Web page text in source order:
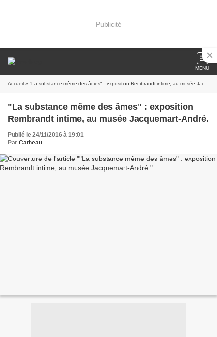
Publicité
MENU
Accueil » "La substance même des âmes" : exposition Rembrandt intime, au musée Jacquemart-André.
"La substance même des âmes" : exposition
Rembrandt intime, au musée Jacquemart-André.
Publié le 24/11/2016 à 19:01
Par Catheau